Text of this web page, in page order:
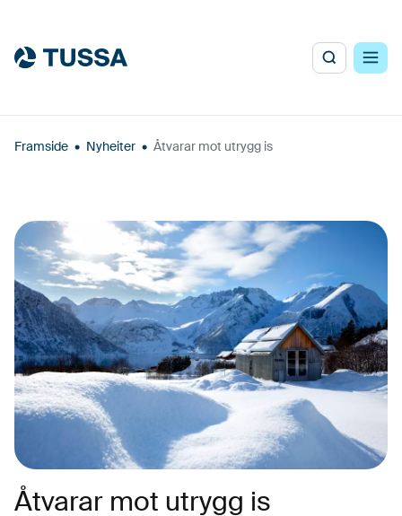
Framside • Nyheiter • Åtvarar mot utrygg is
Åtvarar mot utrygg is